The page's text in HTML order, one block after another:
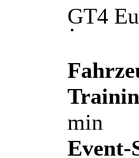
GT4
min
Event-